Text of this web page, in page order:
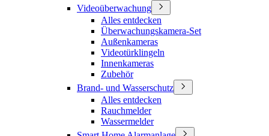
Videoüberwachung
Alles entdecken
Überwachungskamera-Set
Außenkameras
Videotürklingeln
Innenkameras
Zubehör
Brand- und Wasserschutz
Alles entdecken
Rauchmelder
Wassermelder